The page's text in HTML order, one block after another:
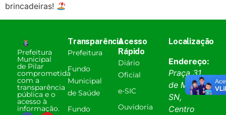
brincadeiras!
Prefeitura
Municipal
de Pilar
comprometida
com a
transparência
pública e o
acesso à
informação.
Transparência
Prefeitura
Fundo
Municipal
de Saúde
Fundo
Acesso
Rápido
Diário
Oficial
e-SIC
Ouvidoria
Localização
Endereço:
Praça 31
de Março,
SN,
Centro